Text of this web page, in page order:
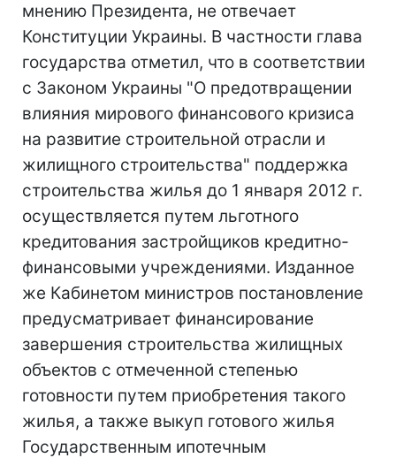
мнению Президента, не отвечает
Конституции Украины. В частности глава
государства отметил, что в соответствии
с Законом Украины "О предотвращении
влияния мирового финансового кризиса
на развитие строительной отрасли и
жилищного строительства" поддержка
строительства жилья до 1 января 2012 г.
осуществляется путем льготного
кредитования застройщиков кредитно-
финансовыми учреждениями. Изданное
же Кабинетом министров постановление
предусматривает финансирование
завершения строительства жилищных
объектов с отмеченной степенью
готовности путем приобретения такого
жилья, а также выкуп готового жилья
Государственным ипотечным